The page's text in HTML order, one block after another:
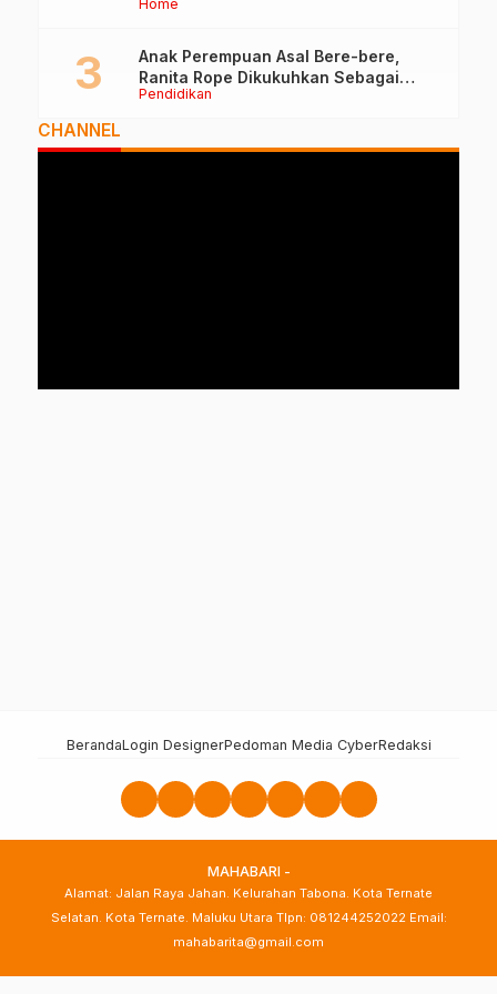
Home
Pendidikan
Anak Perempuan Asal Bere-bere,
Ranita Rope Dikukuhkan Sebagai
Guru Besar dan Rektor Ummu
CHANNEL
BerandaLogin DesignerPedoman Media CyberRedaksi
MAHABARI -
Alamat: Jalan Raya Jahan. Kelurahan Tabona. Kota Ternate
Selatan. Kota Ternate. Maluku Utara Tlpn: 081244252022 Email:
mahabarita@gmail.com